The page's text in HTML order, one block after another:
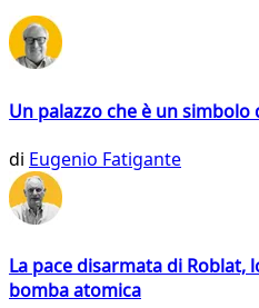
Un palazzo che è un
di Eugenio Fatigante
La pace disarmata di Roblat,
bomba atomica